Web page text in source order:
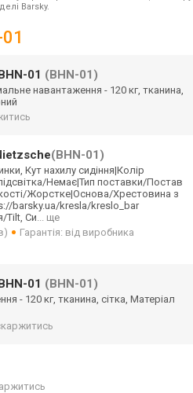
Barsky.
01 (BHN-01)
навантаження - 120 кг, тканина,
(BHN-01)
Кут нахилу сидіння|Колір
Немає|Тип поставки/Постав
Жорстке|Основа/Хрестовина з
://barsky.ua/kresla/kreslo_bar
Tilt, Си... ще
Гарантія: від виробника
01 (BHN-01)
- 120 кг, тканина, сітка, Матеріал